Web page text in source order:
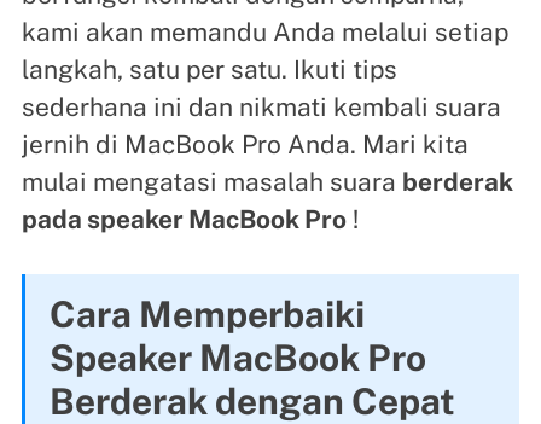
kami akan memandu Anda melalui setiap
langkah, satu per satu. Ikuti tips
sederhana ini dan nikmati kembali suara
jernih di MacBook Pro Anda. Mari kita
mulai mengatasi masalah suara berderak
pada speaker MacBook Pro!
Cara Memperbaiki
Speaker MacBook Pro
Berderak dengan Cepat